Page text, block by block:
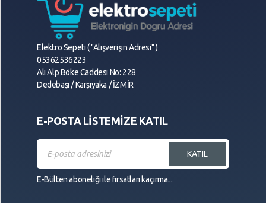
Elektro Sepeti ( "Alışverişin Adresi" )
05362536223
Ali Alp Böke Caddesi No: 228
Dedebaşı / Karşıyaka / İZMİR
E-POSTA LİSTEMİZE KATIL
KATIL
E-Bülten aboneliği ile fırsatları kaçırma...